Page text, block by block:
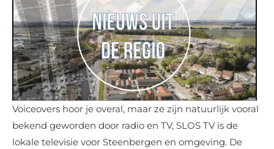
Voiceovers hoor je overal, maar ze zijn natuurlijk vooral
bekend geworden door radio en TV, SLOS TV is de
lokale televisie voor Steenbergen en omgeving. De
SLOS
TV
Liberation
Tour
voorzien